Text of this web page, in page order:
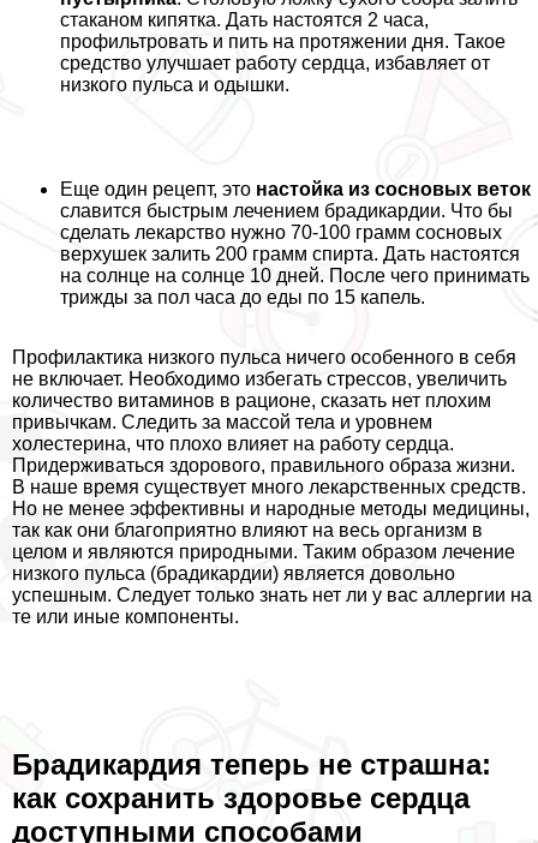
стаканом кипятка. Дать настоятся 2 часа,
профильтровать и пить на протяжении дня. Такое
средство улучшает работу сердца, избавляет от
низкого пульса и одышки.
Еще один рецепт, это настойка из сосновых веток
славится быстрым лечением брадикардии. Что бы
сделать лекарство нужно 70-100 грамм сосновых
верхушек залить 200 грамм спирта. Дать настоятся
на солнце на солнце 10 дней. После чего принимать
трижды за пол часа до еды по 15 капель.
Профилактика низкого пульса ничего особенного в себя
не включает. Необходимо избегать стрессов, увеличить
количество витаминов в рационе, сказать нет плохим
привычкам. Следить за массой тела и уровнем
холестерина, что плохо влияет на работу сердца.
Придерживаться здорового, правильного образа жизни.
В наше время существует много лекарственных средств.
Но не менее эффективны и народные методы медицины,
так как они благоприятно влияют на весь организм в
целом и являются природными. Таким образом лечение
низкого пульса (брадикардии) является довольно
успешным. Следует только знать нет ли у вас аллергии на
те или иные компоненты.
Брадикардия теперь не страшна:
как сохранить здоровье сердца
доступными способами